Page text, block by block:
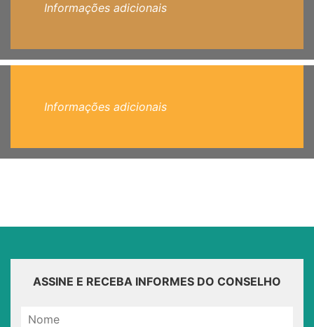
Informações adicionais
Informações adicionais
ASSINE E RECEBA INFORMES DO CONSELHO